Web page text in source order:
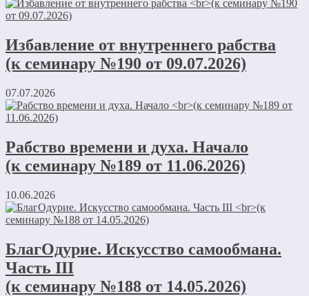
Избавление от внутреннего рабства
(к семинару №190 от 09.07.2026)
07.07.2026
Рабство времени и духа. Начало
(к семинару №189 от 11.06.2026)
10.06.2026
БлагОдурие. Искусство самообмана.
Часть III
(к семинару №188 от 14.05.2026)